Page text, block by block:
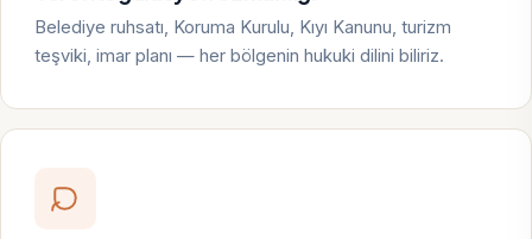
Belediye ruhsatı, Koruma Kurulu, Kıyı Kanunu, turizm
teşviki, imar planı — her bölgenin hukuki dilini biliriz.